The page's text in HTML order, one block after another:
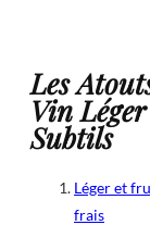
Les
Vin
Subtils
Léger et
frais